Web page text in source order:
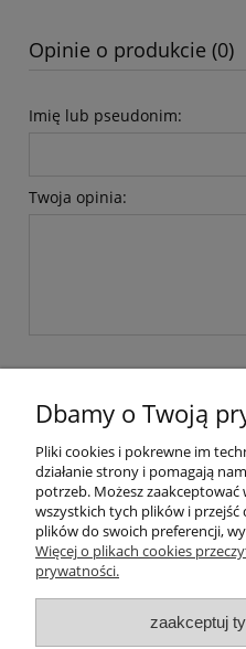
Opinie o produkcie (0)
Imię lub pseudonim:
Twoja opinia:
Moje
Dbamy o Twoją
Pliki cookies i pokrewne im
działanie strony i pomagają
potrzeb. Możesz
wszystkich tych plików i
plików do swoich preferencji,
Więcej o plikach cookies
prywatności.
zaakceptuj